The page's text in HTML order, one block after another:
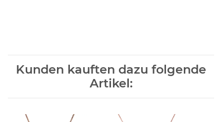
Kunden kauften dazu folgende
Artikel: